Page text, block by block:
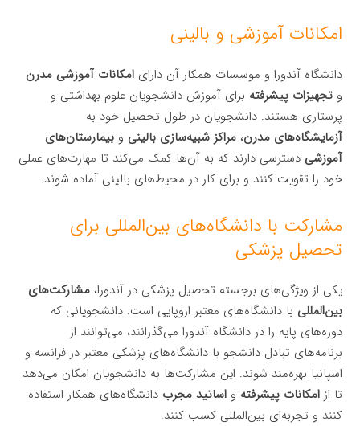
امکانات آموزشی و بالینی
دانشگاه آندورا و موسسات همکار آن دارایامکانات آموزشی مدرن
وتجهیزات پیشرفته برای آموزش دانشجویان علوم بهداشتی و
پرستاری هستند. دانشجویان در طول تحصیل خود به
آزمایشگاه‌های مدرن،مراکز شبیه‌سازی بالینی وبیمارستان‌های
آموزشی دسترسی دارند که به آن‌ها کمک می‌کند تا مهارت‌های عملی
خود را تقویت کنند و برای کار در محیط‌های بالینی آماده شوند.
مشارکت با دانشگاه‌های بین‌المللی برای
تحصیل پزشکی
یکی از ویژگی‌های برجسته تحصیل پزشکی در آندورا،مشارکت‌های
بین‌المللی با دانشگاه‌های معتبر اروپایی است. دانشجویانی که
دوره‌های پایه را در دانشگاه آندورا می‌گذرانند، می‌توانند از
برنامه‌های تبادل دانشجو با دانشگاه‌های پزشکی معتبر در فرانسه و
اسپانیا بهره‌مند شوند. این مشارکت‌ها به دانشجویان امکان می‌دهد
تا ازامکانات پیشرفته واساتید مجرب دانشگاه‌های همکار استفاده
کنند و تجربه‌ای بین‌المللی کسب کنند.